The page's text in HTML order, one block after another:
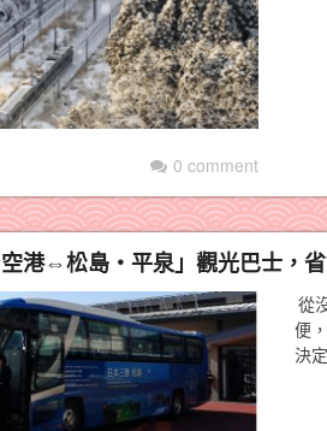
0 comment
空港⇔松島・平泉」觀光巴士，
從
便
決